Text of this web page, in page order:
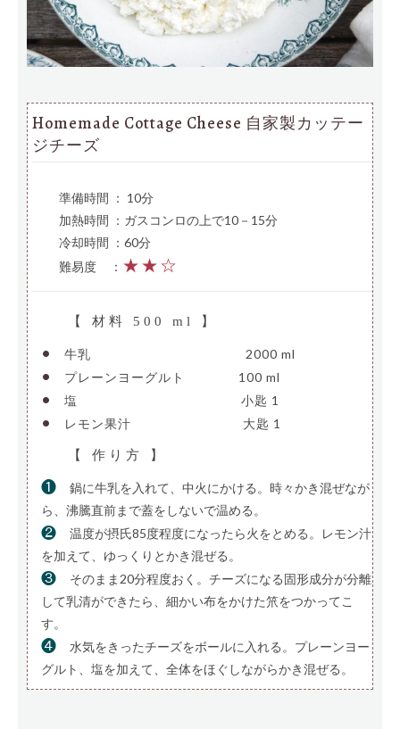
Homemade Cottage Cheese 自家製カッテー
ジチーズ
準備時間 ： 10分
加熱時間 ：ガスコンロの上で10－15分
冷却時間 ：60分
難易度
： ★★☆
【 材料 500 ml 】
• 牛乳 2000 ml
• プレーンヨーグルト 100 ml
• 塩 小匙 1
• レモン果汁 大匙 1
【 作り方 】
❶
鍋に牛乳を入れて、中火にかける。時々かき混ぜなが
ら、沸騰直前まで蓋をしないで温める。
❷
温度が摂氏85度程度になったら火をとめる。レモン汁
を加えて、ゆっくりとかき混ぜる。
❸
そのまま20分程度おく。チーズになる固形成分が分離
して乳清ができたら、細かい布をかけた笊をつかってこ
す。
❹
水気をきったチーズをボールに入れる。プレーンヨー
グルト、塩を加えて、全体をほぐしながらかき混ぜる。